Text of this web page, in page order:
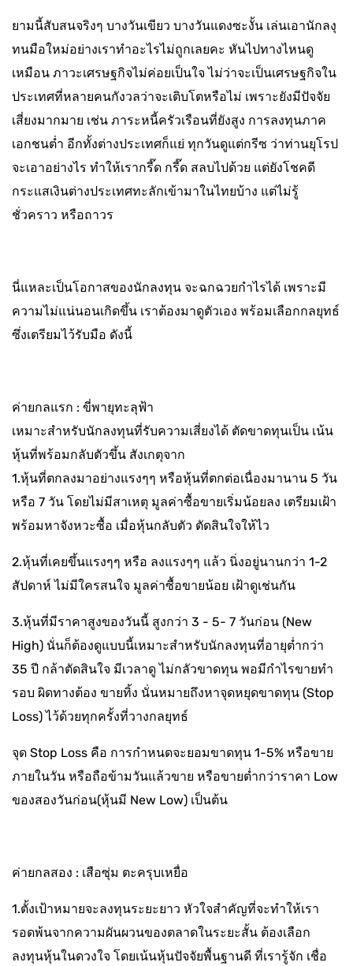
ยามนี้สับสนจริงๆ บางวันเขียว บางวันแดงซะงั้น เล่นเอานักลงุ
ทนมือใหม่อย่างเราทำอะไรไม่ถูกเลยคะ หันไปทางไหนดู
เหมือน ภาวะเศรษฐกิจไม่ค่อยเป็นใจ ไม่ว่าจะเป็นเศรษฐกิจใน
ประเทศที่หลายคนกังวลว่าจะเติบโตหรือไม่ เพราะยังมีปัจจัย
เสี่ยงมากมาย เช่น ภาระหนี้ครัวเรือนที่ยังสูง การลงทุนภาค
เอกชนต่ำ อีกทั้งต่างประเทศก็แย่ ทุกวันดูแต่กรีซ ว่าท่านยุโรป
จะเอาอย่างไร ทำให้เรากรี๊ด กรี๊ด สลบไปด้วย แต่ยังโชคดี
กระแสเงินต่างประเทศทะลักเข้ามาในไทยบ้าง แต่ไม่รู้
ชั่วคราว หรือถาวร
นี่แหละเป็นโอกาสของนักลงทุน จะฉกฉวยกำไรได้ เพราะมี
ความไม่แน่นอนเกิดขึ้น เราต้องมาดูตัวเอง พร้อมเลือกกลยุทธ์
ซึ่งเตรียมไว้รับมือ ดังนี้
ค่ายกลแรก : ขี่พายุทะลุฟ้า
เหมาะสำหรับนักลงทุนที่รับความเสี่ยงได้ ตัดขาดทุนเป็น เน้น
หุ้นที่พร้อมกลับตัวขึ้น สังเกตุจาก
1.หุ้นที่ตกลงมาอย่างแรงๆๆ หรือหุ้นที่ตกต่อเนื่องมานาน 5 วัน
หรือ 7 วัน โดยไม่มีสาเหตุ มูลค่าซื้อขายเริ่มน้อยลง เตรียมเฝ้า
พร้อมหาจังหวะซื้อ เมื่อหุ้นกลับตัว ตัดสินใจให้ไว
2.หุ้นที่เคยขึ้นแรงๆๆ หรือ ลงแรงๆๆ แล้ว นิ่งอยู่นานกว่า 1-2
สัปดาห์ ไม่มีใครสนใจ มูลค่าซื้อขายน้อย เฝ้าดูเช่นกัน
3.หุ้นที่มีราคาสูงของวันนี้ สูงกว่า 3 - 5- 7 วันก่อน (New
High) นั่นก็ต้องดูแบบนี้เหมาะสำหรับนักลงทุนที่อายุต่ำกว่า
35 ปี กล้าตัดสินใจ มีเวลาดู ไม่กลัวขาดทุน พอมีกำไรขายทำ
รอบ ผิดทางต้อง ขายทิ้ง นั่นหมายถึงหาจุดหยุดขาดทุน (Stop
Loss) ไว้ด้วยทุกครั้งที่วางกลยุทธ์
จุด Stop Loss คือ การกำหนดจะยอมขาดทุน 1-5% หรือขาย
ภายในวัน หรือถือข้ามวันแล้วขาย หรือขายต่ำกว่าราคา Low
ของสองวันก่อน(หุ้นมี New Low) เป็นต้น
ค่ายกลสอง : เสือซุ่ม ตะครุบเหยื่อ
1.ตั้งเป้าหมายจะลงทุนระยะยาว หัวใจสำคัญที่จะทำให้เรา
รอดพ้นจากความผันผวนของตลาดในระยะสั้น ต้องเลือก
ลงทุนหุ้นในดวงใจ โดยเน้นหุ้นปัจจัยพื้นฐานดี ที่เรารู้จัก เชื่อ